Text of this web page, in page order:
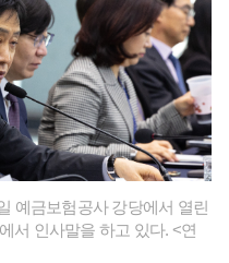
예금보험공사 강당에서 열린
서 인사말을 하고 있다. <연